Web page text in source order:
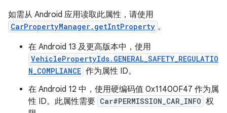
如需从 Android 应用读取此属性，请使用
CarPropertyManager.getIntProperty 。
在 Android 13 及更高版本中，使用
VehiclePropertyIds.GENERAL_SAFETY_REGULATIO
N_COMPLIANCE 作为属性 ID。
在 Android 12 中，使用硬编码值 0x11400F47 作为属
性 ID。此属性需要 Car#PERMISSION_CAR_INFO 权